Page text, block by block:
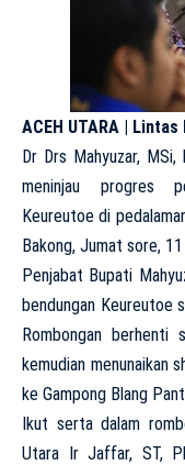
ACEH UTARA |
Dr Drs Mahyuzar,
meninjau progres
Keureutoe di
Bakong, Jumat sore,
Penjabat Bupati
bendungan Keureutoe
Rombongan berhenti
kemudian menunaikan
ke Gampong Blang
Ikut serta dalam
Utara Ir Jaffar, ST,